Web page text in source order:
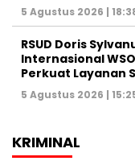
5 Agustus 2026 |
RSUD Doris
Internasional
Perkuat Layanan
5 Agustus 2026 |
KRIMINAL